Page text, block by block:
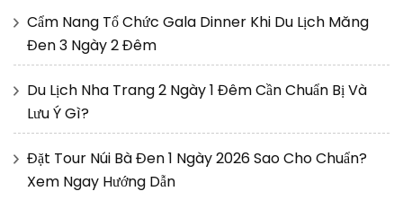
Cẩm Nang Tổ Chức Gala Dinner Khi Du Lịch Măng
Đen 3 Ngày 2 Đêm
Du Lịch Nha Trang 2 Ngày 1 Đêm Cần Chuẩn Bị Và
Lưu Ý Gì?
Đặt Tour Núi Bà Đen 1 Ngày 2026 Sao Cho Chuẩn?
Xem Ngay Hướng Dẫn